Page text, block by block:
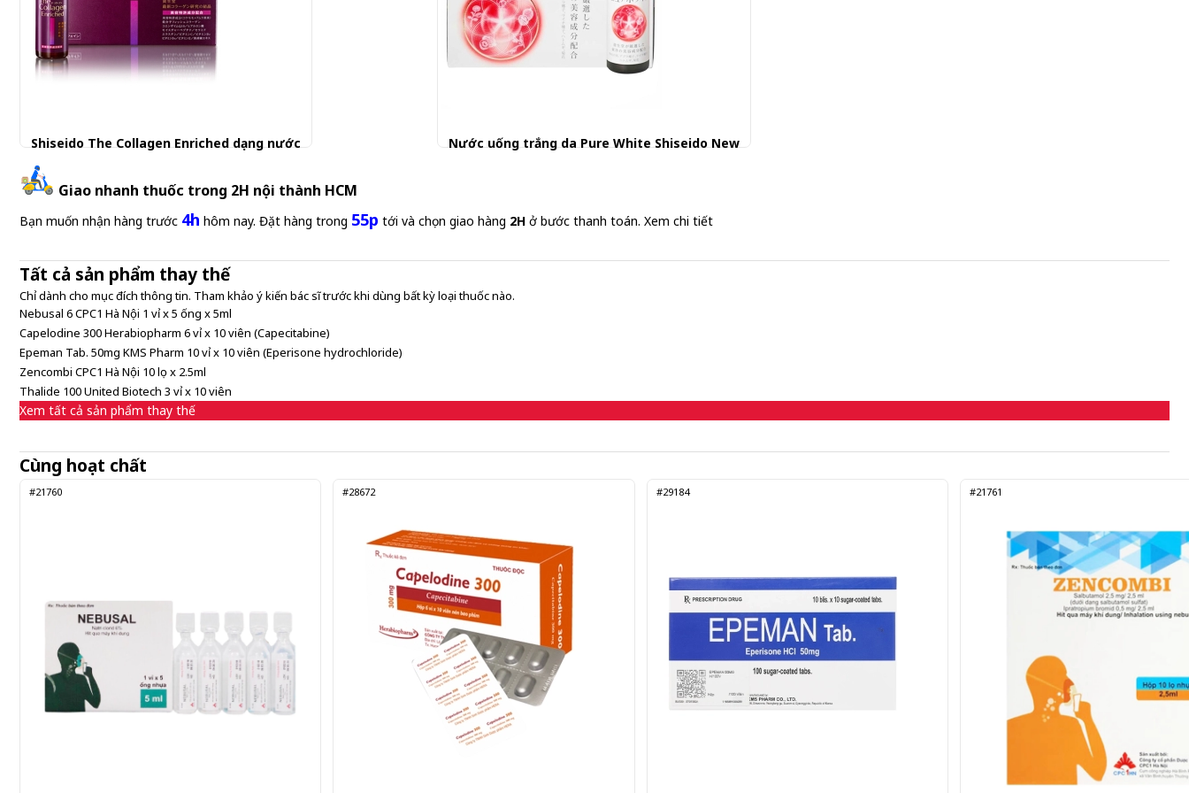
Shiseido The Collagen Enriched dạng nước Nước uống trắng da Pure White Shiseido New
Giao nhanh thuốc trong 2H nội thành HCM
Bạn muốn nhận hàng trước 4h hôm nay. Đặt hàng trong 55p tới và chọn giao hàng 2H ở bước thanh toán. Xem chi tiết
Tất cả sản phẩm thay thế
Chỉ dành cho mục đích thông tin. Tham khảo ý kiến bác sĩ trước khi dùng bất kỳ loại thuốc nào.
Nebusal 6 CPC1 Hà Nội 1 vỉ x 5 ống x 5ml
Capelodine 300 Herabiopharm 6 vỉ x 10 viên (Capecitabine)
Epeman Tab. 50mg KMS Pharm 10 vỉ x 10 viên (Eperisone hydrochloride)
Zencombi CPC1 Hà Nội 10 lọ x 2.5ml
Thalide 100 United Biotech 3 vỉ x 10 viên
Xem tất cả sản phẩm thay thế
Cùng hoạt chất
#21760 #28672 #29184 #21761